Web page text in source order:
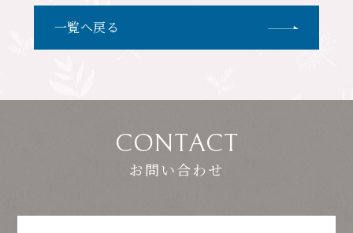
一覧へ戻る
CONTACT
お問い合わせ